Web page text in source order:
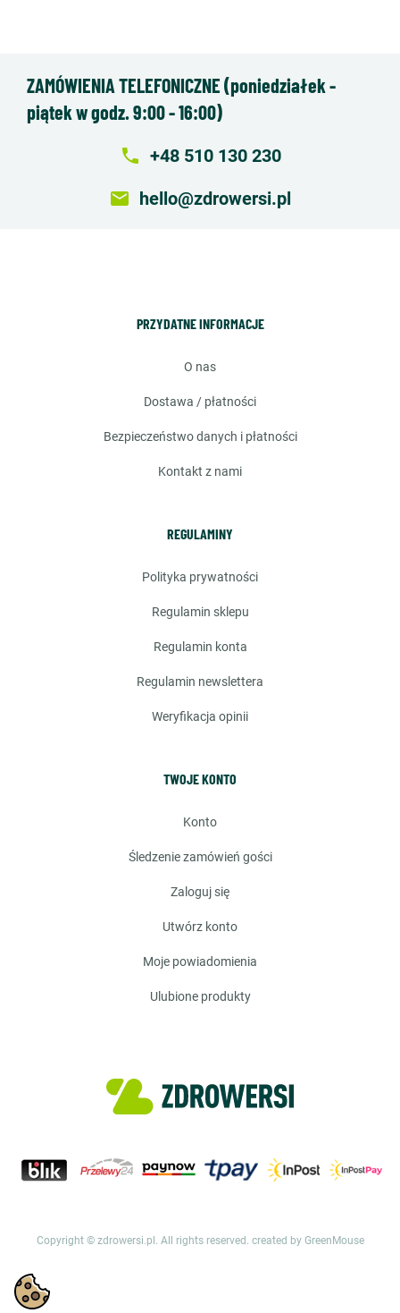
ZAMÓWIENIA TELEFONICZNE (poniedziałek -
piątek w godz. 9:00 - 16:00)
local_phone +48 510 130 230
email hello@zdrowersi.pl
PRZYDATNE INFORMACJE
o nas
dostawa / płatności
bezpieczeństwo danych i płatności
kontakt z nami
REGULAMINY
polityka prywatności
regulamin sklepu
regulamin konta
regulamin newslettera
weryfikacja opinii
TWOJE KONTO
konto
śledzenie zamówień gości
zaloguj się
utwórz konto
moje powiadomienia
ulubione produkty
Copyright © zdrowersi.pl. All rights reserved. created by GreenMouse